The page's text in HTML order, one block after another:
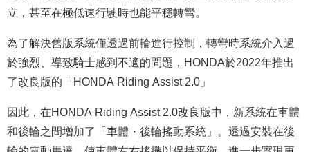
立，甚至在極低速行駛時也能平穩轉彎。
為了解決舊版系統僅透過前輪進行控制，轉彎時系統介入過
於強烈、導致騎士感到不適的問題，HONDA於2022年推出
了改良版的「HONDA Riding Assist 2.0」
因此，在HONDA Riding Assist 2.0改良版中，新系統在車體
和後輪之間增加了「車體・後輪搖動系統」。透過安裝在後